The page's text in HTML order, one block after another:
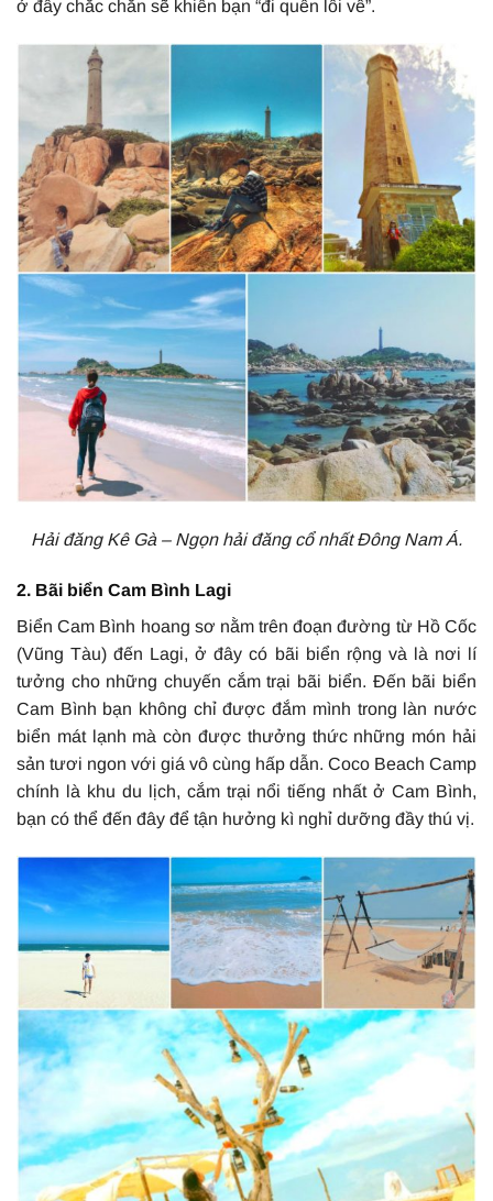
ở đây chắc chắn sẽ khiến bạn “đi quên lối về”.
Hải đăng Kê Gà – Ngọn hải đăng cổ nhất Đông Nam Á.
2. Bãi biển Cam Bình Lagi
Biển Cam Bình hoang sơ nằm trên đoạn đường từ Hồ Cốc
(Vũng Tàu) đến Lagi, ở đây có bãi biển rộng và là nơi lí
tưởng cho những chuyến cắm trại bãi biển. Đến bãi biển
Cam Bình bạn không chỉ được đắm mình trong làn nước
biển mát lạnh mà còn được thưởng thức những món hải
sản tươi ngon với giá vô cùng hấp dẫn. Coco Beach Camp
chính là khu du lịch, cắm trại nổi tiếng nhất ở Cam Bình,
bạn có thể đến đây để tận hưởng kì nghỉ dưỡng đầy thú vị.